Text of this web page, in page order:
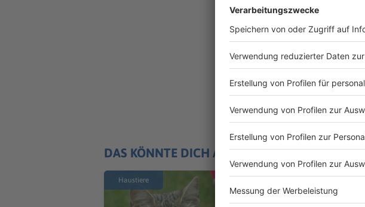
DAS KÖNNTE DICH AUCH INTERESSIEREN
Haustiere